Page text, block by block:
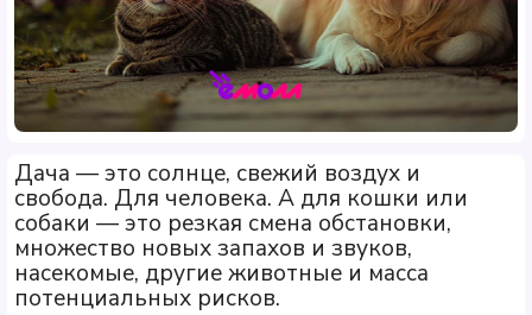
Дача — это солнце, свежий воздух и
свобода. Для человека. А для кошки или
собаки — это резкая смена обстановки,
множество новых запахов и звуков,
насекомые, другие животные и масса
потенциальных рисков.